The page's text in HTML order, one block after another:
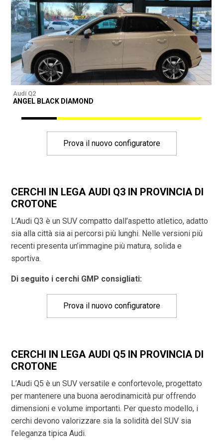
Audi Q2
ANGEL BLACK DIAMOND
Prova il nuovo configuratore
CERCHI IN LEGA AUDI Q3 IN PROVINCIA DI
CROTONE
L’Audi Q3 è un SUV compatto dall’aspetto atletico, adatto
sia alla città sia ai percorsi più lunghi. Nelle versioni più
recenti presenta un’immagine più matura, solida e
sportiva.
Di seguito i cerchi GMP consigliati:
Prova il nuovo configuratore
CERCHI IN LEGA AUDI Q5 IN PROVINCIA DI
CROTONE
L’Audi Q5 è un SUV versatile e confortevole, progettato
per mantenere una buona aerodinamicità pur offrendo
dimensioni e volume importanti. Per questo modello, i
cerchi devono valorizzare sia la solidità del SUV sia
l’eleganza tipica Audi.